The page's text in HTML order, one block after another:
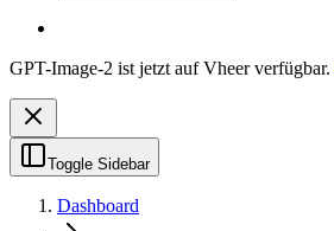
GPT-Image-2 ist jetzt auf Vheer verfügbar.
Toggle Sidebar
Dashboard